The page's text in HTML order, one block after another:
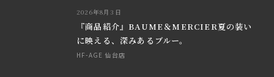
2026年8月3日
『商品紹介』BAUME＆MERCIER夏の装い
に映える、深みあるブルー。
HF-AGE 仙台店